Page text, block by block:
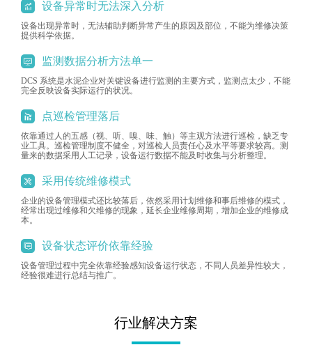
设备异常时无法深入分析
设备出现异常时，无法辅助判断异常产生的原因及部位，不能为维修决策
提供科学依据。
监测数据分析方法单一
DCS 系统是水泥企业对关键设备进行监测的主要方式，监测点太少，不能
完全反映设备实际运行的状况。
点巡检管理落后
依靠通过人的五感（视、听、嗅、味、触）等主观方法进行巡检，缺乏专
业工具。巡检管理制度不健全，对巡检人员责任心及水平等要求较高。测
量来的数据采用人工记录，设备运行数据不能及时收集与分析整理。
采用传统维修模式
企业的设备管理模式还比较落后，依然采用计划维修和事后维修的模式，
经常出现过维修和欠维修的现象，延长企业维修周期，增加企业的维修成
本。
设备状态评价依靠经验
设备管理过程中完全依靠经验感知设备运行状态，不同人员差异性较大，
经验很难进行总结与推广。
行业解决方案